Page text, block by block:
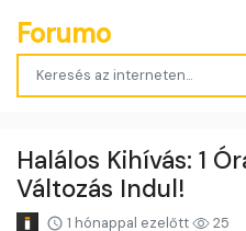
Forumo
Halálos Kihívás: 1
Változás Indul!
1 hónappal ezelőtt 25